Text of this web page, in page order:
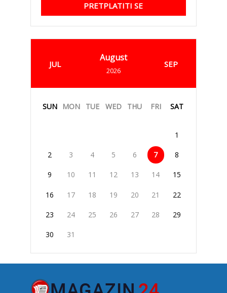
PRETPLATITI SE
JUL
August
2026
SEP
SUN MON TUE WED THU FRI SAT
1
2 3 4 5 6 7 8
9 10 11 12 13 14 15
16 17 18 19 20 21 22
23 24 25 26 27 28 29
30 31